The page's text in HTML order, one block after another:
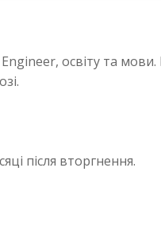
освіту та мови.
після вторгнення.